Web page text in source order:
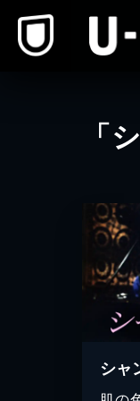
「
シャ